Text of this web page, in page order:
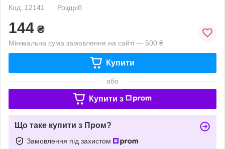
Код: 12141
Роздріб
144 ₴
Мінімальна сума замовлення на сайті — 500 ₴
Купити
або
Купити з
Що таке купити з Пром?
Замовлення під захистом